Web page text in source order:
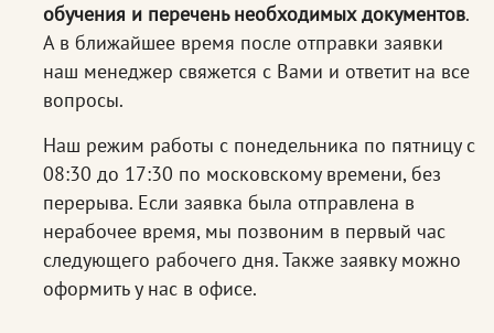
обучения и перечень необходимых документов.
А в ближайшее время после отправки заявки
наш менеджер свяжется с Вами и ответит на все
вопросы.
Наш режим работы с понедельника по пятницу с
08:30 до 17:30 по московскому времени, без
перерыва. Если заявка была отправлена в
нерабочее время, мы позвоним в первый час
следующего рабочего дня. Также заявку можно
оформить у нас в офисе.